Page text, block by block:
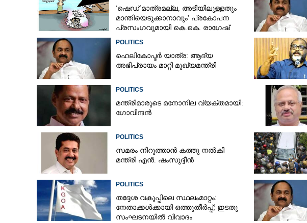
'ഷെഡ് മാത്രമല്ല, അടിയിലുള്ളതും
മാന്തിയെടുക്കാനാവും' പ്രകോപന
പ്രസംഗവുമായി കെ.കെ. രാഗേഷ്
POLITICS
ഹെലികോപ്ടർ യാത്ര: ആദ്യ
അഭിപ്രായം മാറ്റി മുഖ്യമന്ത്രി
POLITICS
മന്ത്രിമാരുടെ മനോനില വ്യക്തമായി:
ഗോവിന്ദൻ
POLITICS
സമരം നിറുത്താൻ കത്തു നൽകി
മന്ത്രി എൻ. ഷംസുദ്ദീൻ
POLITICS
തദ്ദേശ വകുപ്പിലെ സ്ഥലംമാറ്റം:
നേതാക്കൾക്കായി ഒത്തുതീർപ്പ്; ഇടതു
സംഘടനയിൽ വിവാദം